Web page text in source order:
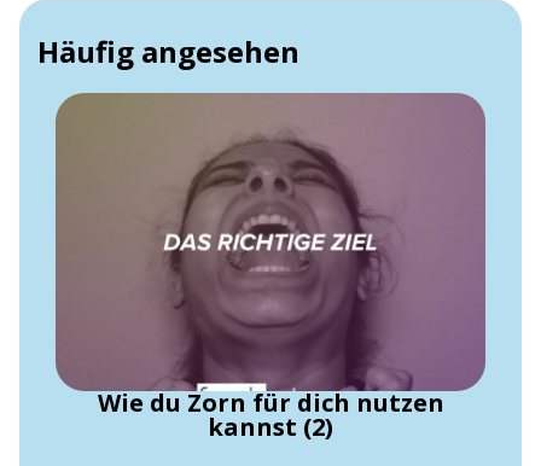
Häufig angesehen
Wie du Zorn für dich nutzen
kannst (2)